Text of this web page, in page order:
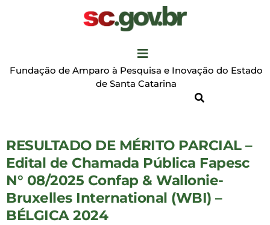
Fundação de Amparo à Pesquisa e Inovação do Estado
de Santa Catarina
RESULTADO DE MÉRITO PARCIAL –
Edital de Chamada Pública Fapesc
N° 08/2025 Confap & Wallonie-
Bruxelles International (WBI) –
BÉLGICA 2024